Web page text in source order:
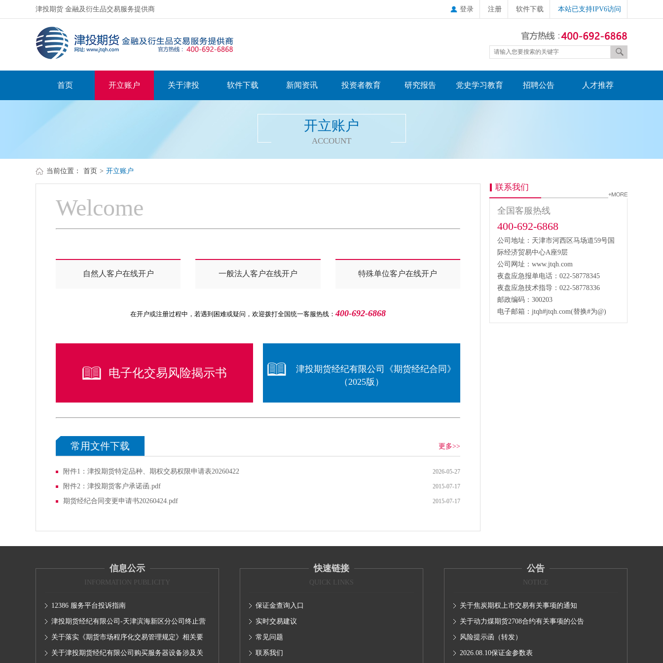
津投期货 金融及衍生品交易服务提供商 登录 注册 软件下载 本站已支持IPV6访问
首页 开立账户 关于津投 软件下载 新闻资讯 投资者教育 研究报告 党史学习教育 招聘公告 人才推荐
开立账户
ACCOUNT
当前位置： 首页 > 开立账户
Welcome
自然人客户在线开户 一般法人客户在线开户 特殊单位客户在线开户
在开户或注册过程中，若遇到困难或疑问，欢迎拨打全国统一客服热线：400-692-6868
电子化交易风险揭示书
津投期货经纪有限公司《期货经纪合同》
（2025版）
常用文件下载 更多>>
2026-05-27
附件1：津投期货特定品种、期权交易权限申请表20260422
2015-07-17
附件2：津投期货客户承诺函.pdf
2015-07-17
期货经纪合同变更申请书20260424.pdf
联系我们
全国客服热线
400-692-6868
公司地址：天津市河西区马场道59号国
际经济贸易中心A座9层
公司网址：www.jtqh.com
夜盘应急报单电话：022-58778345
夜盘应急技术指导：022-58778336
邮政编码：300203
电子邮箱：jtqh#jtqh.com(替换#为@)
信息公示
INFORMATION PUBLICITY
12386 服务平台投诉指南
津投期货经纪有限公司-天津滨海新区分公司终止营
业的公告
关于落实《期货市场程序化交易管理规定》相关要
求,无限易终端版本调整及客户通知
关于津投期货经纪有限公司购买服务器设备涉及关
快速链接
QUICK LINKS
保证金查询入口
实时交易建议
常见问题
联系我们
公告
NOTICE
关于焦炭期权上市交易有关事项的通知
关于动力煤期货2708合约有关事项的公告
风险提示函（转发）
2026.08.10保证金参数表